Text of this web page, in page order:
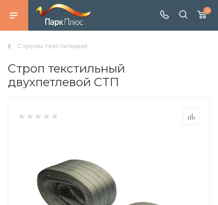
0
Стропы текстильные
Строп текстильный
двухпетлевой СТП